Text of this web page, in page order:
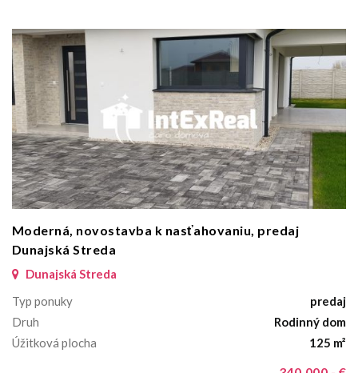
Moderná, novostavba k nasťahovaniu, predaj
Dunajská Streda
Dunajská Streda
Typ ponuky
predaj
Druh
Rodinný dom
Úžitková plocha
125 m²